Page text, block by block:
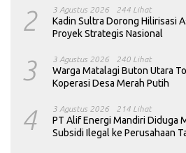
2 3 Agustus 2026 244 Lihat
Kadin Sultra Dorong Hilirisasi
Proyek Strategis Nasional
3 3 Agustus 2026 240 Lihat
Warga Matalagi Buton Utara
Koperasi Desa Merah Putih
4 3 Agustus 2026 214 Lihat
PT Alif Energi Mandiri Diduga
Subsidi Ilegal ke Perusahaan